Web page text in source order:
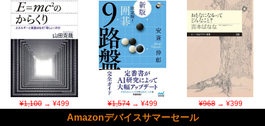
¥1,100→ ¥499 ¥1,574→ ¥499 ¥968→ ¥399
Amazonデバイスサマーセール